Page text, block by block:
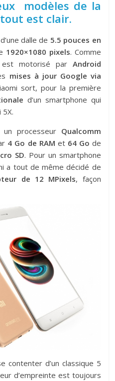
modèles de la
est clair.
dalle de 5.5 pouces en
1920×1080 pixels. Comme
motorisé par Android
mises à jour Google via
sort, pour la première
d’un smartphone qui
processeurQualcomm
4 Go de RAM et 64 Go de
SD. Pour un smartphone
a tout de même décidé de
de 12 MPixels, façon
contenter d’un classique 5
d’empreinte est toujours